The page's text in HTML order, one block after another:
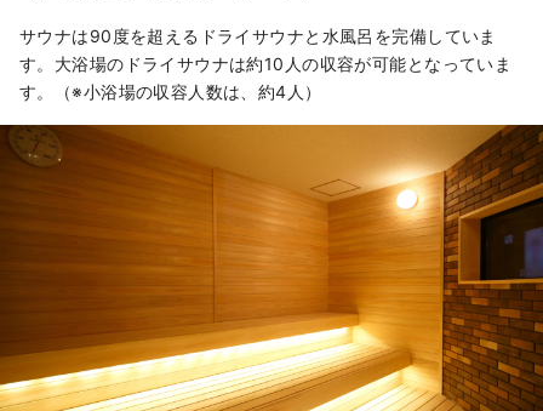
サウナは90度を超えるドライサウナと水風呂を完備していま
す。大浴場のドライサウナは約10人の収容が可能となっていま
す。（※小浴場の収容人数は、約4人）